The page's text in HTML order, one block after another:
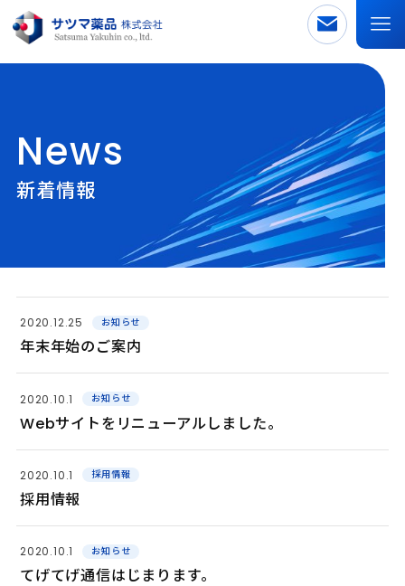
新着情報
News
2020.12.25 お知らせ
年末年始のご案内
2020.10.1 お知らせ
Webサイトをリニューアルしました。
2020.10.1 採用情報
採用情報
2020.10.1 お知らせ
てげてげ通信はじまります。